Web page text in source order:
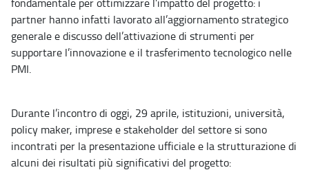
partner hanno infatti lavorato all’aggiornamento strategico
generale e discusso dell’attivazione di strumenti per
supportare l’innovazione e il trasferimento tecnologico nelle
PMI.
Durante l’incontro di oggi, 29 aprile, istituzioni, università,
policy maker, imprese e stakeholder del settore si sono
incontrati per la presentazione ufficiale e la strutturazione di
alcuni dei risultati più significativi del progetto: